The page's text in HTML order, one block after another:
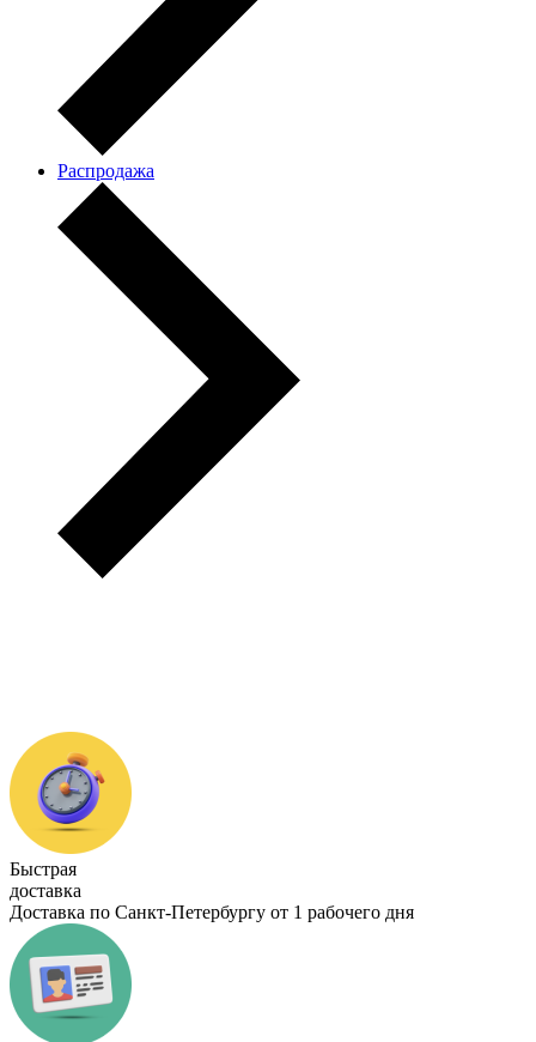
Распродажа
Быстрая
доставка
Доставка по Санкт-Петербургу от 1 рабочего дня